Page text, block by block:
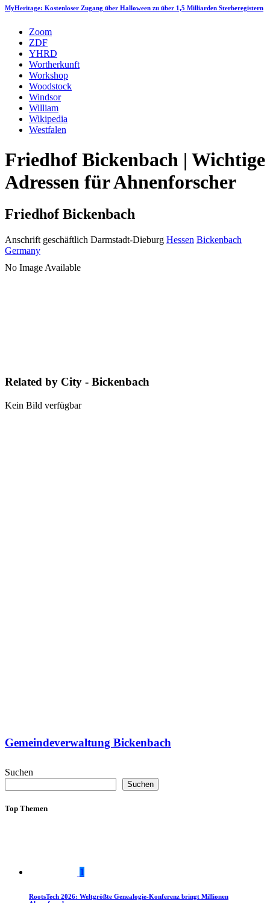
MyHeritage: Kostenloser Zugang über Halloween zu über 1,5 Milliarden Sterberegistern
Zoom
ZDF
YHRD
Wortherkunft
Workshop
Woodstock
Windsor
William
Wikipedia
Westfalen
Friedhof Bickenbach | Wichtige
Adressen für Ahnenforscher
Friedhof Bickenbach
Anschrift geschäftlich Darmstadt-Dieburg Hessen Bickenbach
Germany
No Image Available
Related by City - Bickenbach
Kein Bild verfügbar
Gemeindeverwaltung Bickenbach
Suchen
Suchen
Top Themen
1
RootsTech 2026: Weltgrößte Genealogie-Konferenz bringt Millionen